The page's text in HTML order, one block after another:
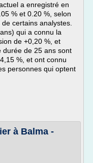
a enregistré en
% et 0.20 %, selon
certains analystes.
qui a connu la
de +0,20 %, et
durée de 25 ans sont
%, et ont connu
personnes qui optent
à Balma -